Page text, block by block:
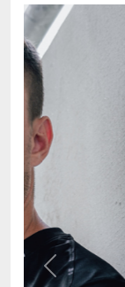
Previous